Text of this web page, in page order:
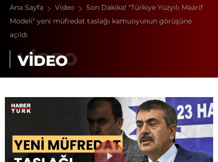
Ana Sayfa Video
Son Dakika! "Türkiye Yüzyılı Maarif
Modeli" yeni müfredat taslağı kamuoyunun görüşüne
açıldı
VİDEO